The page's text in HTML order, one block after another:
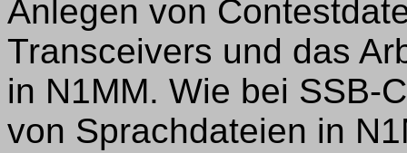
Anlegen von
Transceivers und das
in N1MM. Wie bei SSB-
von Sprachdateien in